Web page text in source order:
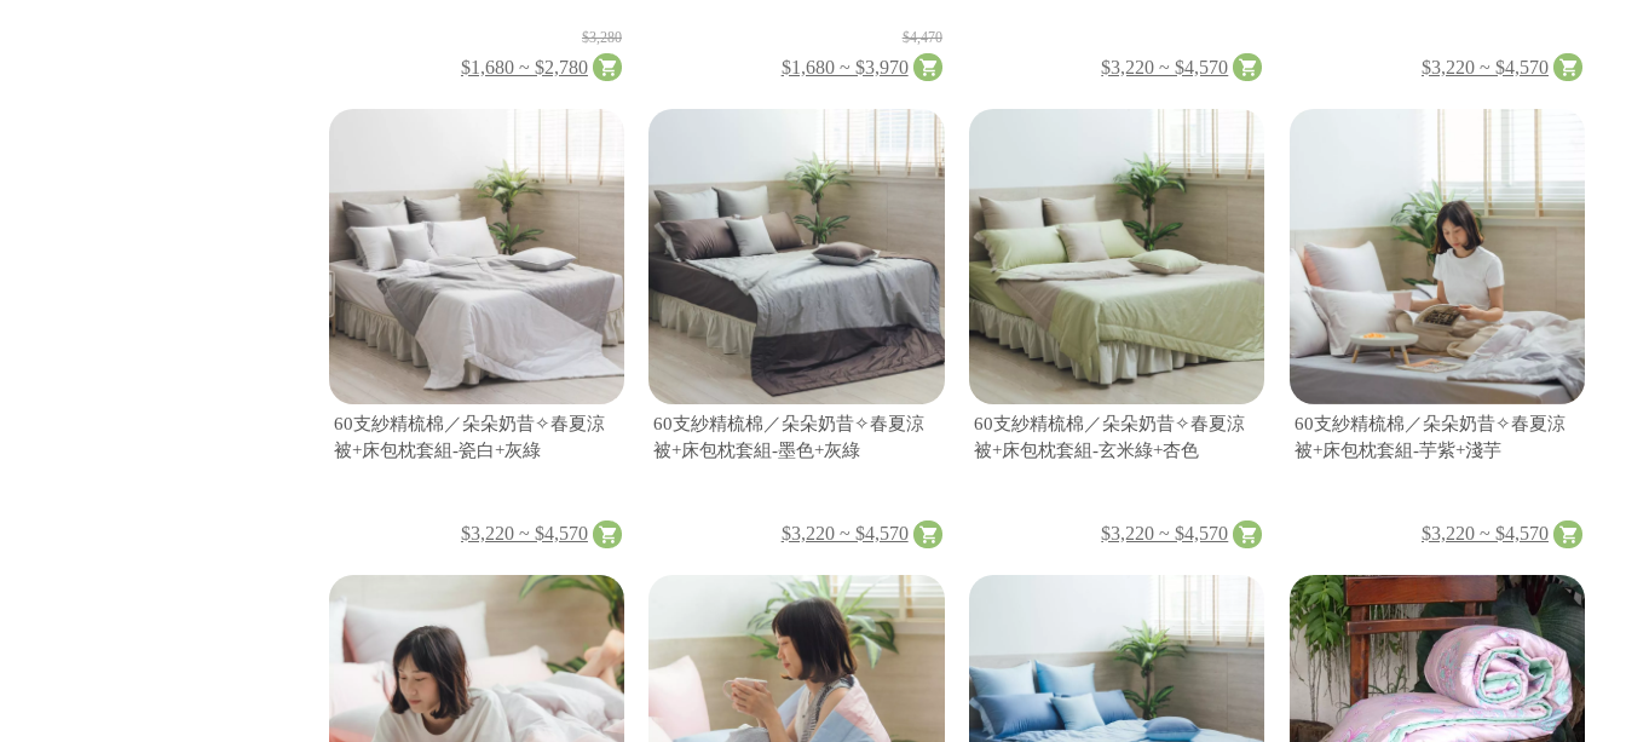
$3,280
$1,680 ~ $2,780
$4,470
$1,680 ~ $3,970 $3,220 ~ $4,570 $3,220 ~ $4,570
60支紗精梳棉／朵朵奶昔✧春夏涼
被+床包枕套組-瓷白+灰綠
$3,220 ~ $4,570
60支紗精梳棉／朵朵奶昔✧春夏涼
被+床包枕套組-墨色+灰綠
$3,220 ~ $4,570
60支紗精梳棉／朵朵奶昔✧春夏涼
被+床包枕套組-玄米綠+杏色
$3,220 ~ $4,570
60支紗精梳棉／朵朵奶昔✧春夏涼
被+床包枕套組-芋紫+淺芋
$3,220 ~ $4,570